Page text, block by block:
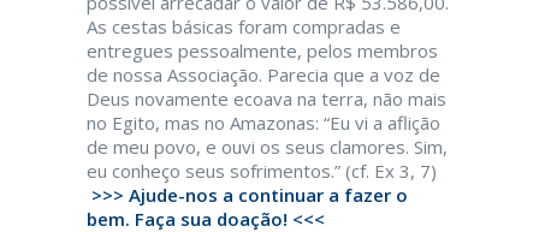
As cestas básicas foram compradas e
entregues pessoalmente, pelos membros
de nossa Associação. Parecia que a voz de
Deus novamente ecoava na terra, não mais
no Egito, mas no Amazonas: “Eu vi a aflição
de meu povo, e ouvi os seus clamores. Sim,
eu conheço seus sofrimentos.” (cf. Ex 3, 7)
>>> Ajude-nos a continuar a fazer o
bem. Faça sua doação! <<<